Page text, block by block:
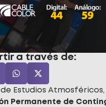
a través de:
de Estudios
Permanente de